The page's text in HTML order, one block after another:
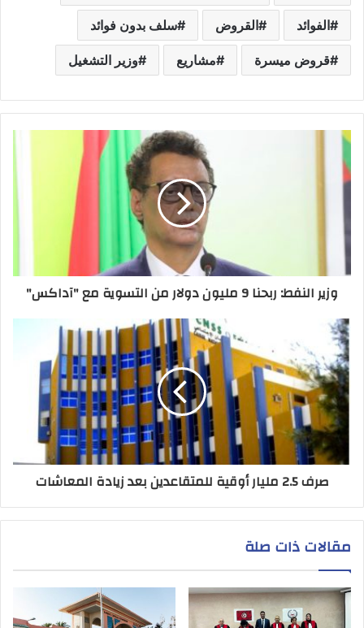
الفوائد القروض سلف بدون فوائد
قروض ميسرة مشاريع وزير التشغيل
وزير النفط: ربحنا 9 مليون دولار من التسوية مع "آداكس"
صرف 2.5 مليار أوقية للمتقاعدين بعد زيادة المعاشات
مقالات ذات صلة